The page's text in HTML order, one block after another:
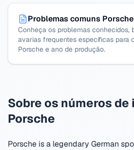
Problemas comuns Porsche
Conheça os problemas conhecidos,
avarias frequentes específicas para
Porsche e ano de produção.
Sobre os números
Porsche
Porsche is a legendary German